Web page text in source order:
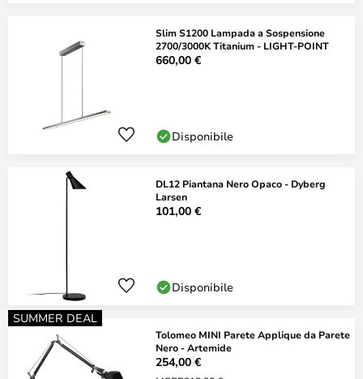
Slim S1200 Lampada a Sospensione
2700/3000K Titanium - LIGHT-POINT
660,00 €
Disponibile
DL12 Piantana Nero Opaco - Dyberg
Larsen
101,00 €
Disponibile
SUMMER DEAL
Tolomeo MINI Parete Applique da Parete
Nero - Artemide
254,00 €